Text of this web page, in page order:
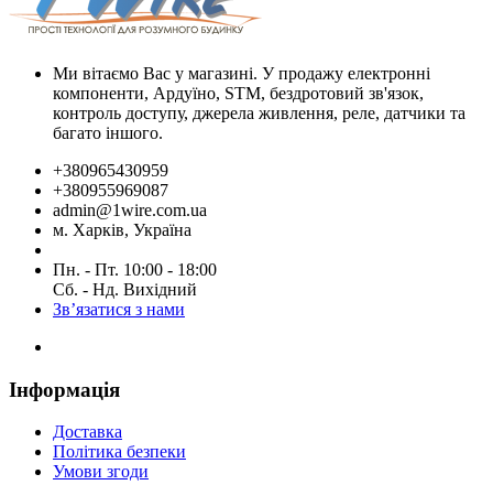
Ми вітаємо Вас у магазині. У продажу електронні
компоненти, Ардуїно, STM, бездротовий зв'язок,
контроль доступу, джерела живлення, реле, датчики та
багато іншого.
+380965430959
+380955969087
admin@1wire.com.ua
м. Харків, Україна
Пн. - Пт. 10:00 - 18:00
Сб. - Нд. Вихідний
Зв’язатися з нами
Інформація
Доставка
Політика безпеки
Умови згоди